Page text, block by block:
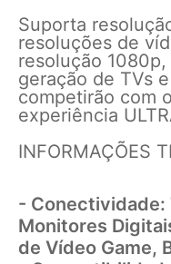
Suporta
resoluções de
resolução
geração de TVs
competirão com
experiência
INFORMAÇÕES
- Conectividade:
Monitores
de Vídeo Game,